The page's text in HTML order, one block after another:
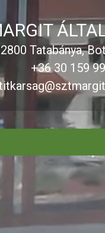
2800 Tatabánya,
+36 30 159